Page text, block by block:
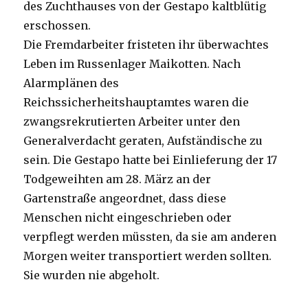
des Zuchthauses von der Gestapo kaltblütig
erschossen.
Die Fremdarbeiter fristeten ihr überwachtes
Leben im Russenlager Maikotten. Nach
Alarmplänen des
Reichssicherheitshauptamtes waren die
zwangsrekrutierten Arbeiter unter den
Generalverdacht geraten, Aufständische zu
sein. Die Gestapo hatte bei Einlieferung der 17
Todgeweihten am 28. März an der
Gartenstraße angeordnet, dass diese
Menschen nicht eingeschrieben oder
verpflegt werden müssten, da sie am anderen
Morgen weiter transportiert werden sollten.
Sie wurden nie abgeholt.